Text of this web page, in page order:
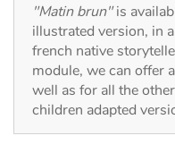
Travel, epic,
Around the world
Learning
"Matin brun"is
illustrated version, in
french native
module, we can offer
well as for all the
children adapted